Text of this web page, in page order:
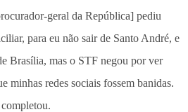
geral da República] pediu
para eu não sair de Santo André, e
Brasília, mas o STF negou por ver
minhas redes sociais fossem banidas.